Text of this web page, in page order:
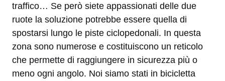
traffico… Se però siete appassionati delle due
ruote la soluzione potrebbe essere quella di
spostarsi lungo le piste ciclopedonali. In questa
zona sono numerose e costituiscono un reticolo
che permette di raggiungere in sicurezza più o
meno ogni angolo. Noi siamo stati in bicicletta